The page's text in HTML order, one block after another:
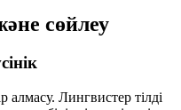
сөйлеу
Лингвистер тілді